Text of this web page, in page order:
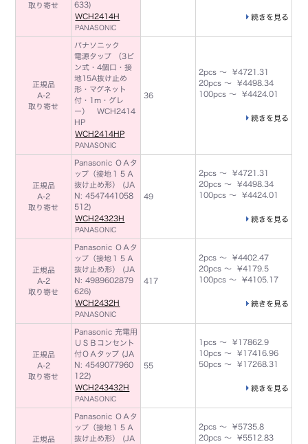
取り寄せ
633)
WCH2414H
PANASONIC
続きを見る
正規品
A-2
取り寄せ
パナソニック
電源タップ （3ピ
ン式・4個口・接
地15A抜け止め
形・マグネット
付・1m・グレ
ー） WCH2414
HP
WCH2414HP
PANASONIC
36
2pcs ～ ¥4721.31
20pcs ～ ¥4498.34
100pcs ～ ¥4424.01
続きを見る
正規品
A-2
取り寄せ
Panasonic ＯＡタ
ップ（接地１５Ａ
抜け止め形） (JA
N: 4547441058
512)
WCH24323H
PANASONIC
49
2pcs ～ ¥4721.31
20pcs ～ ¥4498.34
100pcs ～ ¥4424.01
続きを見る
正規品
A-2
取り寄せ
Panasonic ＯＡタ
ップ（接地１５Ａ
抜け止め形） (JA
N: 4989602879
626)
WCH2432H
PANASONIC
417
2pcs ～ ¥4402.47
20pcs ～ ¥4179.5
100pcs ～ ¥4105.17
続きを見る
正規品
A-2
取り寄せ
Panasonic 充電用
ＵＳＢコンセント
付ＯＡタップ (JA
N: 4549077960
122)
WCH243432H
PANASONIC
55
1pcs ～ ¥17862.9
10pcs ～ ¥17416.96
50pcs ～ ¥17268.31
続きを見る
正規品
Panasonic ＯＡタ
ップ（接地１５Ａ
抜け止め形） (JA
2pcs ～ ¥5735.8
20pcs ～ ¥5512.83